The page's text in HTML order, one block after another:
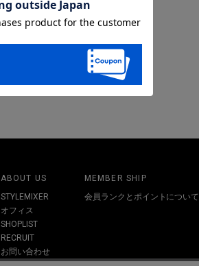
ABOUT US
STYLEMIXER
オフィス
SHOPLIST
RECRUIT
お問い合わせ
MEMBER SHIP
会員ランクとポイントについて